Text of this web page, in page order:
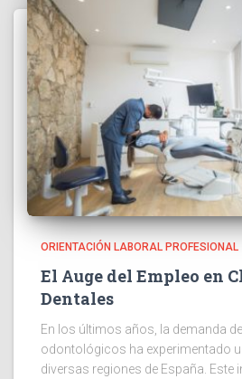
ORIENTACIÓN LABORAL PROFESIONAL
El Auge del Empleo en
Dentales
En los últimos años, la demanda
odontológicos ha experimentado
diversas regiones de España. Este